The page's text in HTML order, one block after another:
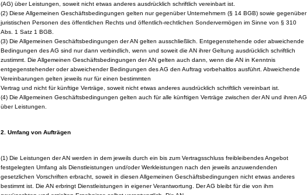
(AG) über Leistungen, soweit nicht etwas anderes ausdrücklich schriftlich vereinbart ist.
(2) Diese Allgemeinen Geschäftsbedingungen gelten nur gegenüber Unternehmern (§ 14 BGB) sowie gegenüber
juristischen Personen des öffentlichen Rechts und öffentlich-rechtlichen Sondervermögen im Sinne von § 310
Abs. 1 Satz 1 BGB.
(3) Die Allgemeinen Geschäftsbedingungen der AN gelten ausschließlich. Entgegenstehende oder abweichende
Bedingungen des AG sind nur dann verbindlich, wenn und soweit die AN ihrer Geltung ausdrücklich schriftlich
zustimmt. Die Allgemeinen Geschäftsbedingungen der AN gelten auch dann, wenn die AN in Kenntnis
entgegenstehender oder abweichender Bedingungen des AG den Auftrag vorbehaltlos ausführt. Abweichende
Vereinbarungen gelten jeweils nur für einen bestimmten
Vertrag und nicht für künftige Verträge, soweit nicht etwas anderes ausdrücklich schriftlich vereinbart ist.
(4) Die Allgemeinen Geschäftsbedingungen gelten auch für alle künftigen Verträge zwischen der AN und ihren AG
über Leistungen.
2. Umfang von Aufträgen
(1) Die Leistungen der AN werden in dem jeweils durch ein bis zum Vertragsschluss freibleibendes Angebot
festgelegten Umfang als Dienstleistungen und/oder Werkleistungen nach den jeweils anzuwendenden
gesetzlichen Vorschriften erbracht, soweit in diesen Allgemeinen Geschäftsbedingungen nicht etwas anderes
bestimmt ist. Die AN erbringt Dienstleistungen in eigener Verantwortung. Der AG bleibt für die von ihm